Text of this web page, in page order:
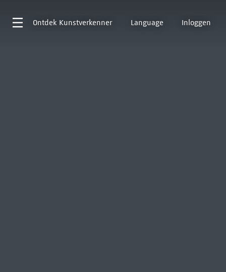
Ontdek Kunstverkenner Language Inloggen